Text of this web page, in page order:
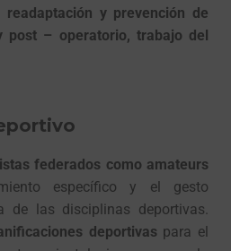
readaptación y prevención de
post – operatorio, trabajo del
federados como amateurs
específico y el gesto
de las disciplinas deportivas.
deportivas para el